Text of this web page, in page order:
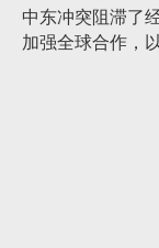
中东冲突阻滞了
加强全球合作，